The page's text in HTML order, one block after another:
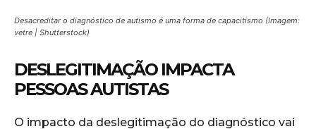
Desacreditar o diagnóstico de autismo é uma forma de capacitismo (Imagem:
vetre | Shutterstock)
DESLEGITIMAÇÃO IMPACTA
PESSOAS AUTISTAS
O impacto da deslegitimação do diagnóstico vai